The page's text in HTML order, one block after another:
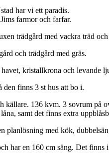
har vi ett paradis.
farmor och farfar.
trädgård med vackra träd
och trädgård med gräs.
kristallkrona och levande
den finns 3 st hus att bo i.
källare. 136 kvm. 3 sovrum på
samt det finns extra
planlösning med kök,
har en 160 cm säng. Det